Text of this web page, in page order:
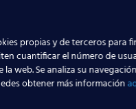
propias y de terceros para
cuantificar el número de
la web. Se analiza su
obtener más información